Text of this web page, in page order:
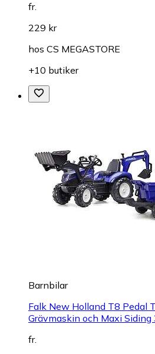
fr.
229 kr
hos CS MEGASTORE
+10 butiker
Barnbilar
Falk New Holland T8 Pedal
Grävmaskin och Maxi
fr.